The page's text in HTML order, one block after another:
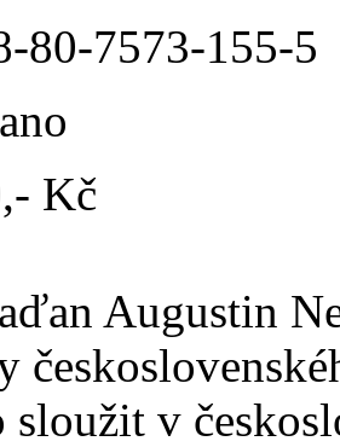
80-7573-155-5
ano
Kč
Augustin
sloužit v